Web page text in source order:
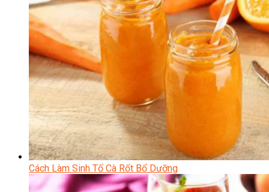
Cách Làm Sinh Tố Cà Rốt Bổ Dưỡng